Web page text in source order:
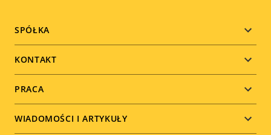
Footer
menu
SPÓŁKA
KONTAKT
PRACA
WIADOMOŚCI I ARTYKUŁY